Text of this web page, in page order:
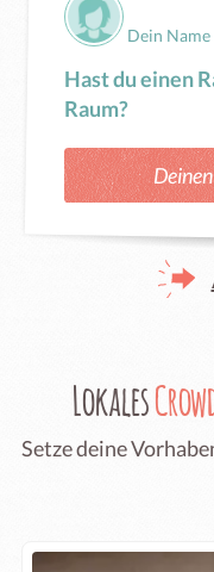
Dein Name
Hast du einen
Raum?
Lokales
Setze deine